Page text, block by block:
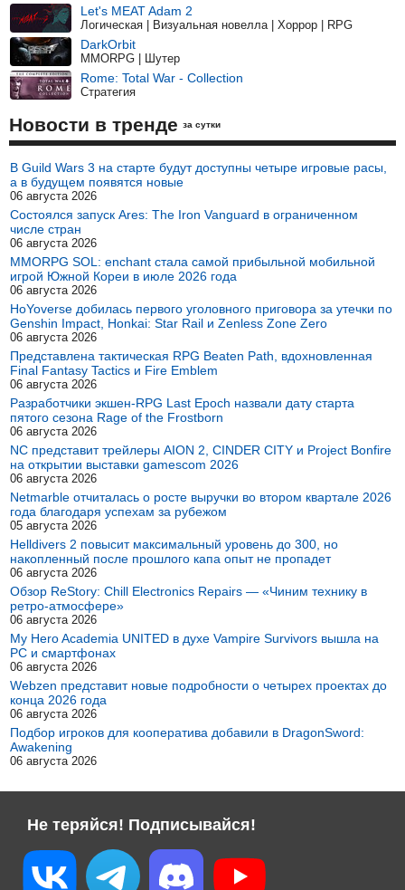
Let's MEAT Adam 2
Логическая | Визуальная новелла | Хоррор | RPG
DarkOrbit
MMORPG | Шутер
Rome: Total War - Collection
Стратегия
Новости в тренде за сутки
В Guild Wars 3 на старте будут доступны четыре игровые расы,
а в будущем появятся новые
06 августа 2026
Состоялся запуск Ares: The Iron Vanguard в ограниченном
числе стран
06 августа 2026
MMORPG SOL: enchant стала самой прибыльной мобильной
игрой Южной Кореи в июле 2026 года
06 августа 2026
HoYoverse добилась первого уголовного приговора за утечки по
Genshin Impact, Honkai: Star Rail и Zenless Zone Zero
06 августа 2026
Представлена тактическая RPG Beaten Path, вдохновленная
Final Fantasy Tactics и Fire Emblem
06 августа 2026
Разработчики экшен-RPG Last Epoch назвали дату старта
пятого сезона Rage of the Frostborn
06 августа 2026
NC представит трейлеры AION 2, CINDER CITY и Project Bonfire
на открытии выставки gamescom 2026
06 августа 2026
Netmarble отчиталась о росте выручки во втором квартале 2026
года благодаря успехам за рубежом
05 августа 2026
Helldivers 2 повысит максимальный уровень до 300, но
накопленный после прошлого капа опыт не пропадет
06 августа 2026
Обзор ReStory: Chill Electronics Repairs — «Чиним технику в
ретро-атмосфере»
06 августа 2026
My Hero Academia UNITED в духе Vampire Survivors вышла на
PC и смартфонах
06 августа 2026
Webzen представит новые подробности о четырех проектах до
конца 2026 года
06 августа 2026
Подбор игроков для кооператива добавили в DragonSword:
Awakening
06 августа 2026
Не теряйся! Подписывайся!